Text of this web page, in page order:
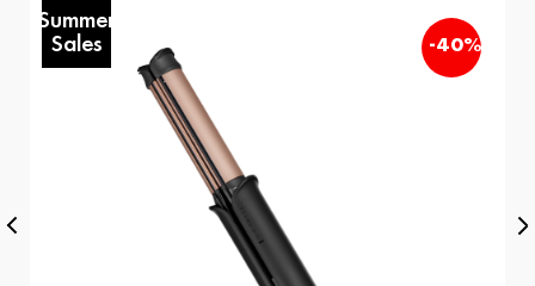
Summer
Sales
-40%